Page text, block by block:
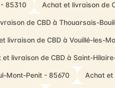
85310 Achat et livraison de
de CBD à Thouarsais-
livraison de CBD à Vouillé-les-
et livraison de CBD à Saint-
Mont-Penit - 85670 Achat et